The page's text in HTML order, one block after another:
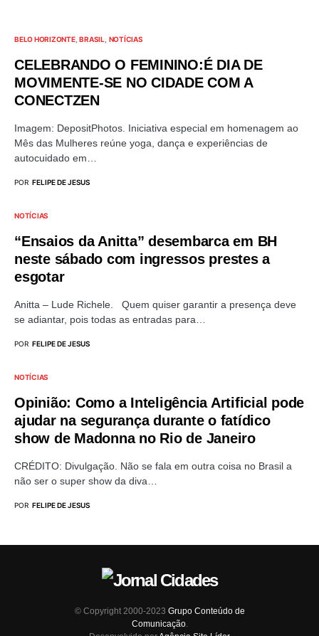
BELO HORIZONTE BRASIL NOTÍCIAS
CELEBRANDO O FEMININO:É DIA DE
MOVIMENTE-SE NO CIDADE COM A
CONECTZEN
Imagem: DepositPhotos. Iniciativa especial em homenagem ao
Mês das Mulheres reúne yoga, dança e experiências de
autocuidado em…
POR FELIPE DE JESUS
NOTÍCIAS
“Ensaios da Anitta” desembarca em BH
neste sábado com ingressos prestes a
esgotar
Anitta – Lude Richele. Quem quiser garantir a presença deve
se adiantar, pois todas as entradas para…
POR FELIPE DE JESUS
NOTÍCIAS
Opinião: Como a Inteligência Artificial pode
ajudar na segurança durante o fatídico
show de Madonna no Rio de Janeiro
CRÉDITO: Divulgação. Não se fala em outra coisa no Brasil a
não ser o super show da diva…
POR FELIPE DE JESUS
© Copyright 2000-2023 Grupo Conteúdo de
Comunicação.